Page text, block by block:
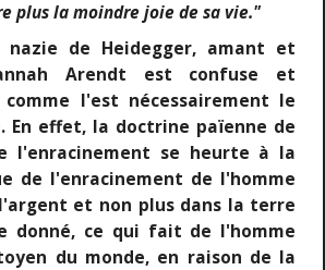
plus la moindre joie de sa vie."
nazie de Heidegger, amant et
Arendt est confuse et
l'est nécessairement le
En effet, la doctrine païenne de
l'enracinement se heurte à la
de l'enracinement de l'homme
et non plus dans la terre
donné, ce qui fait de l'homme
du monde, en raison de la